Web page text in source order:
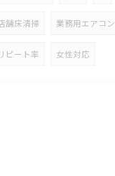
舗床清掃 業務用エアコン
リピート率 女性対応